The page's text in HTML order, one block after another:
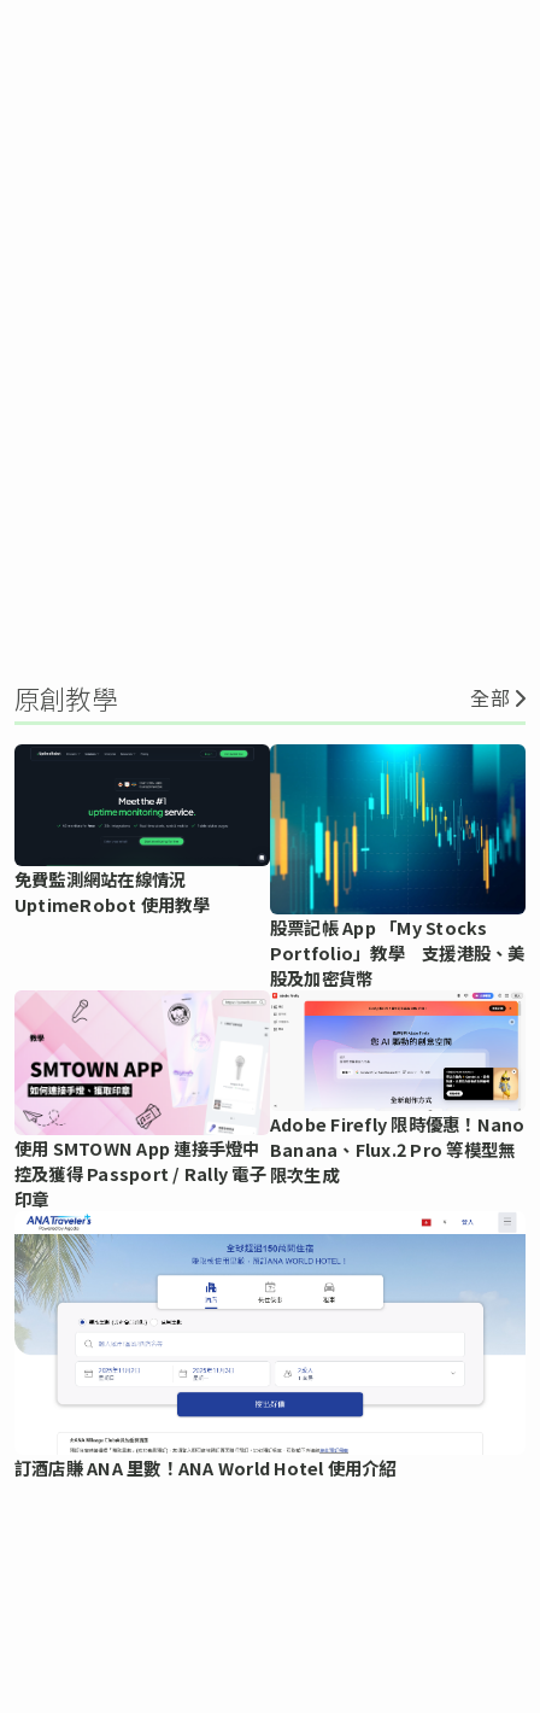
原創教學 全部
免費監測網站在線情況
UptimeRobot 使用教學
股票記帳 App 「My Stocks
Portfolio」教學 支援港股、美
股及加密貨幣
使用 SMTOWN App 連接手燈中
控及獲得 Passport / Rally 電子
印章
Adobe Firefly 限時優惠！Nano
Banana、Flux.2 Pro 等模型無
限次生成
訂酒店賺 ANA 里數！ANA World Hotel 使用介紹